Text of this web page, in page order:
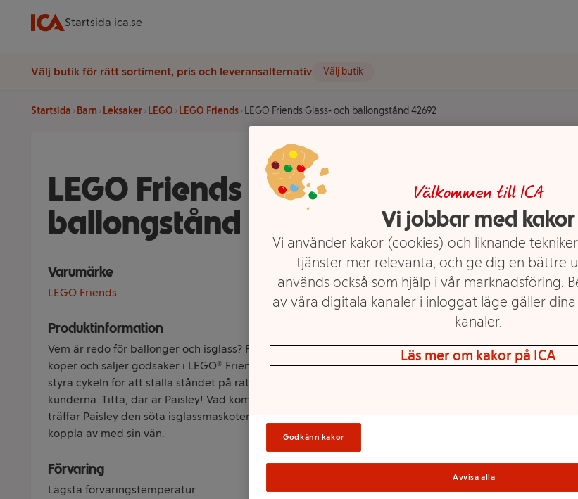
Startsida ica.se
Välj butik för rätt sortiment, pris och leveransalternativ Välj butik
Startsida Barn Leksaker LEGO LEGO Friends LEGO Friends Glass- och ballongstånd 42692
LEGO Friends Glass- och
ballongstånd 42692
Varumärke
LEGO Friends
Produktinformation
Vem är redo för ballonger och isglass? Följ med vännerna Paisley och Liann när de
köper och säljer godsaker i LEGO® Friends Glass- och ballongstånd. Hjälp Liann att
styra cykeln för att ställa ståndet på rätt plats. Sedan är det dags att sälja till
kunderna. Titta, där är Paisley! Vad kommer hon att välja? När hon har betalat
träffar Paisley den söta isglassmaskoten och går sedan bort till bordet för att
koppla av med sin vän.
Förvaring
Lägsta förvaringstemperatur
Välkommen till ICA
Vi jobbar med kakor
Vi använder kakor (cookies) och liknande
tjänster mer relevanta, och ge dig en bättre
används också som hjälp i vår marknadsföring.
av våra digitala kanaler i inloggat läge gäller
kanaler.
Läs mer om kakor på ICA
Godkänn kakor
Avvisa alla